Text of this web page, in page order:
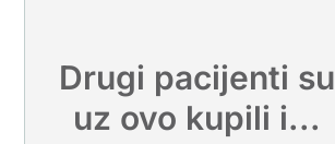
Drugi pacijenti su
uz ovo kupili i...